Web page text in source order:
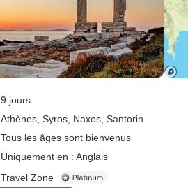
9 jours
Athènes , Syros , Naxos , Santorin
Tous les âges sont bienvenus
Uniquement en : Anglais
Travel Zone